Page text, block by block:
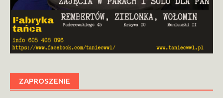
ZAPROSZENIE